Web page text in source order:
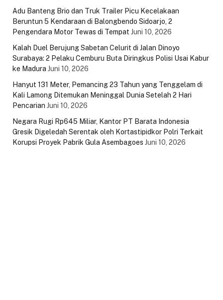
Adu Banteng Brio dan Truk Trailer Picu Kecelakaan
Beruntun 5 Kendaraan di Balongbendo Sidoarjo, 2
Pengendara Motor Tewas di Tempat Juni 10, 2026
Kalah Duel Berujung Sabetan Celurit di Jalan Dinoyo
Surabaya: 2 Pelaku Cemburu Buta Diringkus Polisi Usai Kabur
ke Madura Juni 10, 2026
Hanyut 131 Meter, Pemancing 23 Tahun yang Tenggelam di
Kali Lamong Ditemukan Meninggal Dunia Setelah 2 Hari
Pencarian Juni 10, 2026
Negara Rugi Rp645 Miliar, Kantor PT Barata Indonesia
Gresik Digeledah Serentak oleh Kortastipidkor Polri Terkait
Korupsi Proyek Pabrik Gula Asembagoes Juni 10, 2026